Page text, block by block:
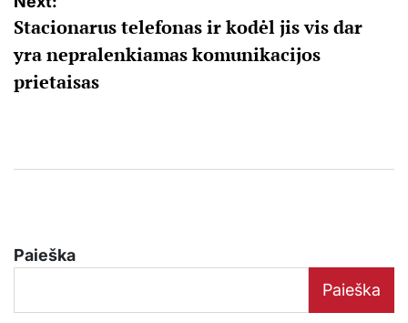
Stacionarus telefonas ir kodėl jis vis dar
yra nepralenkiamas komunikacijos
prietaisas
Paieška
Paieška